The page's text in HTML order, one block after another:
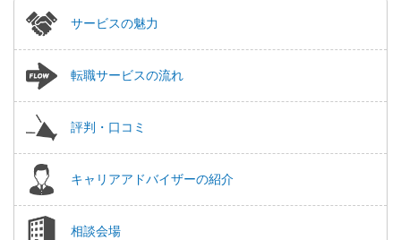
サービスの魅力
転職サービスの流れ
評判・口コミ
キャリアアドバイザーの紹介
相談会場